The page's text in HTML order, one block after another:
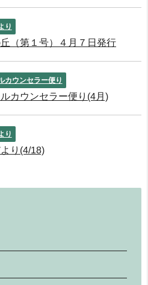
り
（第１号）４月７日発行
カウンセラー便り
カウンセラー便り(4月)
り
り(4/18)